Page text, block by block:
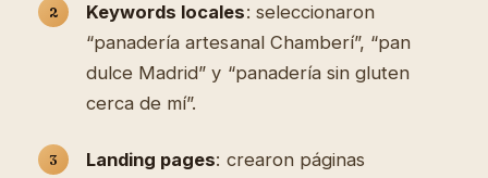
Keywords locales: seleccionaron
“panadería artesanal Chamberí”, “pan
dulce Madrid” y “panadería sin gluten
cerca de mí”.
Landing pages: crearon páginas